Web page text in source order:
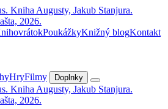
PoukážkyKnižný blogKontakt
HryFilmy Doplnky